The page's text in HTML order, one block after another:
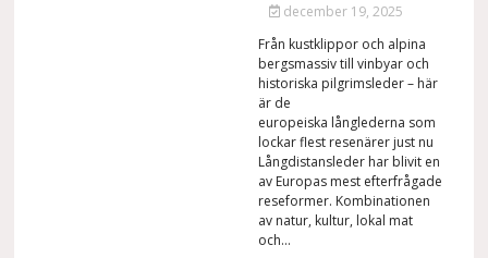
december 19, 2025
Från kustklippor och alpina
bergsmassiv till vinbyar och
historiska pilgrimsleder – här
är de
europeiska långlederna som
lockar flest resenärer just nu
Långdistansleder har blivit en
av Europas mest efterfrågade
reseformer. Kombinationen
av natur, kultur, lokal mat
och...